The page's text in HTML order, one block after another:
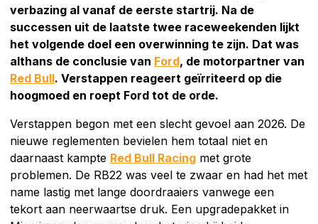
verbazing al vanaf de eerste startrij. Na de
successen uit de laatste twee raceweekenden lijkt
het volgende doel een overwinning te zijn. Dat was
althans de conclusie van Ford, de motorpartner van
Red Bull. Verstappen reageert geïrriteerd op die
hoogmoed en roept Ford tot de orde.
Verstappen begon met een slecht gevoel aan 2026. De
nieuwe reglementen bevielen hem totaal niet en
daarnaast kampte Red Bull Racing met grote
problemen. De RB22 was veel te zwaar en had het met
name lastig met lange doordraaiers vanwege een
tekort aan neerwaartse druk. Een upgradepakket in